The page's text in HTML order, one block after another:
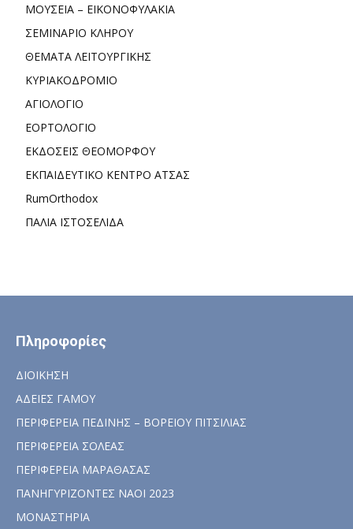
ΜΟΥΣΕΙΑ – ΕΙΚΟΝΟΦΥΛΑΚΙΑ
ΣΕΜΙΝΑΡΙΟ ΚΛΗΡΟΥ
ΘΕΜΑΤΑ ΛΕΙΤΟΥΡΓΙΚΗΣ
ΚΥΡΙΑΚΟΔΡΟΜΙΟ
ΑΓΙΟΛΟΓΙΟ
ΕΟΡΤΟΛΟΓΙΟ
ΕΚΔΟΣΕΙΣ ΘΕΟΜΟΡΦΟΥ
ΕΚΠΑΙΔΕΥΤΙΚΟ ΚΕΝΤΡΟ ΑΤΣΑΣ
RumOrthodox
ΠΑΛΙΑ ΙΣΤΟΣΕΛΙΔΑ
Πληροφορίες
ΔΙΟΙΚΗΣΗ
ΑΔΕΙΕΣ ΓΑΜΟΥ
ΠΕΡΙΦΕΡΕΙΑ ΠΕΔΙΝΗΣ – ΒΟΡΕΙΟΥ ΠΙΤΣΙΛΙΑΣ
ΠΕΡΙΦΕΡΕΙΑ ΣΟΛΕΑΣ
ΠΕΡΙΦΕΡΕΙΑ ΜΑΡΑΘΑΣΑΣ
ΠΑΝΗΓΥΡΙΖΟΝΤΕΣ ΝΑΟΙ 2023
ΜΟΝΑΣΤΗΡΙΑ